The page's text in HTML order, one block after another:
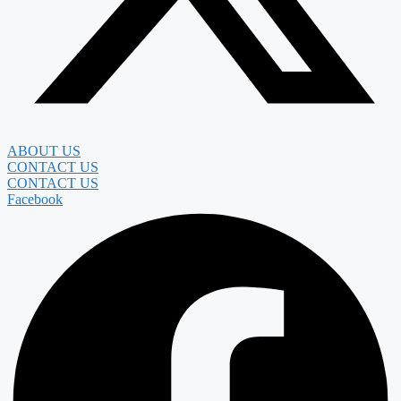
ABOUT US
CONTACT US
CONTACT US
Facebook